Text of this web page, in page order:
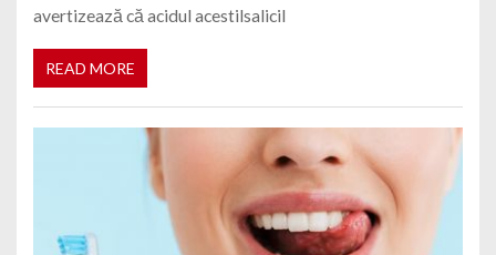
avertizează că acidul acestilsalicil
READ MORE